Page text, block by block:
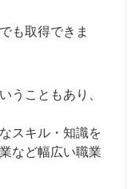
も取得できま
うこともあり、
スキル・知識を
など幅広い職業